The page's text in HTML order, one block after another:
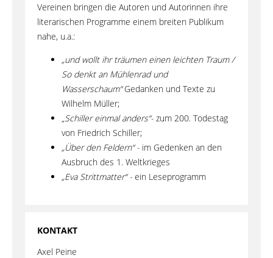
Vereinen bringen die Autoren und Autorinnen ihre
literarischen Programme einem breiten Publikum
nahe, u.a.:
„und wollt ihr träumen einen leichten Traum /
So denkt an Mühlenrad und
Wasserschaum“Gedanken und Texte zu
Wilhelm Müller;
„Schiller einmal anders“- zum 200. Todestag
von Friedrich Schiller;
„Über den Feldern“ - im Gedenken an den
Ausbruch des 1. Weltkrieges
„Eva Strittmatter“ - ein Leseprogramm
KONTAKT
Axel Peine